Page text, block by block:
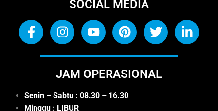
SOCIAL MEDIA
JAM OPERASIONAL
Senin – Sabtu : 08.30 – 16.30
Minggu : LIBUR